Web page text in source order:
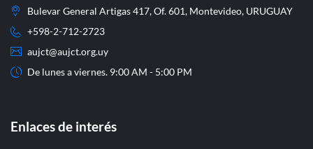
Bulevar General Artigas 417, Of. 601, Montevideo, URUGUAY
+598-2-712-2723
aujct@aujct.org.uy
De lunes a viernes. 9:00 AM - 5:00 PM
Enlaces de interés